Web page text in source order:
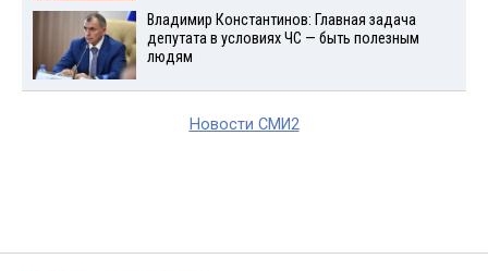
Владимир Константинов: Главная задача
депутата в условиях ЧС — быть полезным
людям
Новости СМИ2